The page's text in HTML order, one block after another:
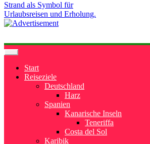
Start
Reiseziele
Deutschland
Harz
Spanien
Kanarische Inseln
Teneriffa
Costa del Sol
Karibik